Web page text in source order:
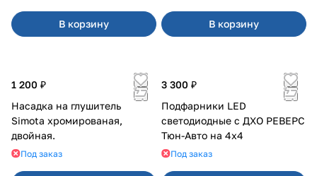
В корзину В корзину
1 200 ₽
Насадка на глушитель
Simota хромированая,
двойная.
Под заказ
3 300 ₽
Подфарники LED
светодиодные с ДХО РЕВЕРС
Тюн-Авто на 4x4
Под заказ